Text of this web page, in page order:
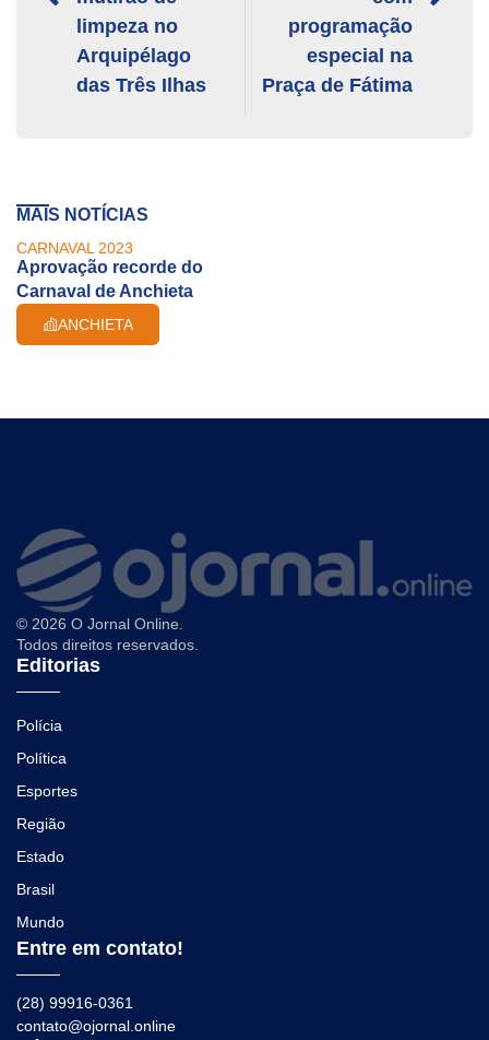
limpeza no
Arquipélago
das Três Ilhas
programação
especial na
Praça de Fátima
MAIS NOTÍCIAS
CARNAVAL 2023
Aprovação recorde do
Carnaval de Anchieta
ANCHIETA
© 2026 O Jornal Online.
Todos direitos reservados.
Editorias
Polícia
Política
Esportes
Região
Estado
Brasil
Mundo
Entre em contato!
(28) 99916-0361
contato@ojornal.online